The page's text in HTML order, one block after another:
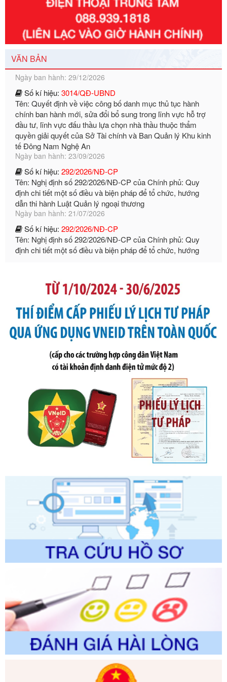
VĂN BẢN
351/2025/NĐ-CP
Tên: Nghị định số 351/2025/NĐ-CP của Chính phủ: Quy
định chuẩn nghèo đa chiều quốc gia giai đoạn 2026 - 2030
Ngày ban hành: 29/12/2026
Số kí hiệu:3014/QĐ-UBND
Tên: Quyết định về việc công bố danh mục thủ tục hành
chính ban hành mới, sửa đổi bổ sung trong lĩnh vực hỗ trợ
đầu tư, lĩnh vực đấu thầu lựa chọn nhà thầu thuộc thẩm
quyền giải quyết của Sở Tài chính và Ban Quản lý Khu kinh
tế Đông Nam Nghệ An
Ngày ban hành: 23/09/2026
Số kí hiệu: 292/2026/NĐ-CP
Tên: Nghị định số 292/2026/NĐ-CP của Chính phủ: Quy
định chi tiết một số điều và biện pháp để tổ chức, hướng
dẫn thi hành Luật Quản lý ngoại thương
Ngày ban hành: 21/07/2026
Số kí hiệu:292/2026/NĐ-CP
Tên: Nghị định số 292/2026/NĐ-CP của Chính phủ: Quy
định chi tiết một số điều và biện pháp để tổ chức, hướng
dẫn thi hành Luật Quản lý ngoại thương
Ngày ban hành: 21/07/2026
bỏ Thông tư số 87/2019/TT- BТC ngày 19 tháng 12 năm
2019 của Bộ trưởng Bộ Tài chính hướng dẫn thực hiện xử
phạt vi phạm hành chính trong lĩnh vực kho bạc nhà nước
Ngày ban hành: 21/07/2026
Số kí hiệu: 291/2026/NĐ-CP
Tên: Nghị định số 291/2026/NĐ-CP của Chính phủ: Sửa
đổi, bổ sung một số điều của Nghị định số 125/2020/NĐ-СР
ngày 19 tháng 10 năm 2020 của Chính phủ quy định xử
phạt vi phạm hành chính về thuế, hóa đơn được sửa đổi, bổ
sung bởi Nghị định số 102/2021/NĐ-CP
Ngày ban hành: 20/07/2026
Số kí hiệu:2303/QĐ-UBND
Tên: Quyết định công bố Danh mục thủ tục hành chính mới
ban hành, được sửa đổi, bổ sung, bị bãi bỏ và phê duyệt
Quy trình nội bộ, quy trình điện tử giải quyết thủ tục hành
chính trong một số lĩnh vực thuộc phạm vi chức năng quản
Số kí hiệu:2304/QĐ-UBND
Tên: Quyết định công bố Danh mục thủ tục hành chính
được sửa đổi, bổ sung và phê duyệt Quy trình nội bộ, quy
trình điện tử giải quyết thủ tục hành chính trong lĩnh vực Du
lịch thuộc phạm vi chức năng quản lý của Sở Văn hóa, Thể
thao và Du lịch
Ngày ban hành: 01/06/2026
Tên: Về việc công bố Danh mục thủ tục hành chính sửa
đổi, bổ sung và phê duyệt Quy trình nội bộ, quy trình điện tử
trong giải quyết thủtục hành chính lĩnh vực biến đổi khí hậu
thuộc phạm vi giải quyết của Sở Nông nghiệp và Môi
trường
Ngày ban hành: 01/06/2026
Số kí hiệu:2300/QĐ-UBND
Tên: V/v công bố danh mục thủ tục hành chính được sửa
đổi, bổ sung và phê duyệt quy trình nội bộ, quy trình điện tử
giải quyết thủ tục hành chính trong lĩnh vực Luật sư thuộc